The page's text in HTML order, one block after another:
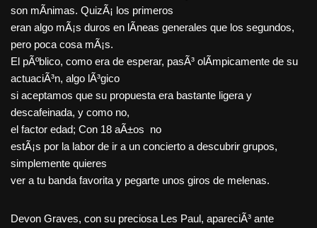
son mÃ­nimas. QuizÃ¡ los primeros
eran algo mÃ¡s duros en lÃ­neas generales que los segundos,
pero poca cosa mÃ¡s.
El pÃºblico, como era de esperar, pasÃ³ olÃ­mpicamente de su
actuaciÃ³n, algo lÃ³gico
si aceptamos que su propuesta era bastante ligera y
descafeinada, y como no,
el factor edad; Con 18 aÃ±os no
estÃ¡s por la labor de ir a un concierto a descubrir grupos,
simplemente quieres
ver a tu banda favorita y pegarte unos giros de melenas.
Devon Graves, con su preciosa Les Paul, apareciÃ³ ante